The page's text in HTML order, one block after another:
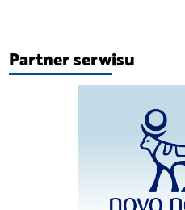
Partner serwisu